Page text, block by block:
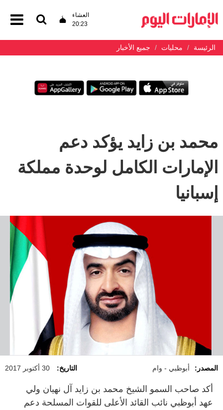
العشاء
20:23
الرئيسة محليات جميع الأخبار
محمد بن زايد يؤكد دعم
الإمارات الكامل لوحدة مملكة
إسبانيا
المصدر: أبوظبي - وام التاريخ: 30 أكتوبر 2017
أكد صاحب السمو الشيخ محمد بن زايد آل نهيان ولي
عهد أبوظبي نائب القائد الأعلى للقوات المسلحة دعم